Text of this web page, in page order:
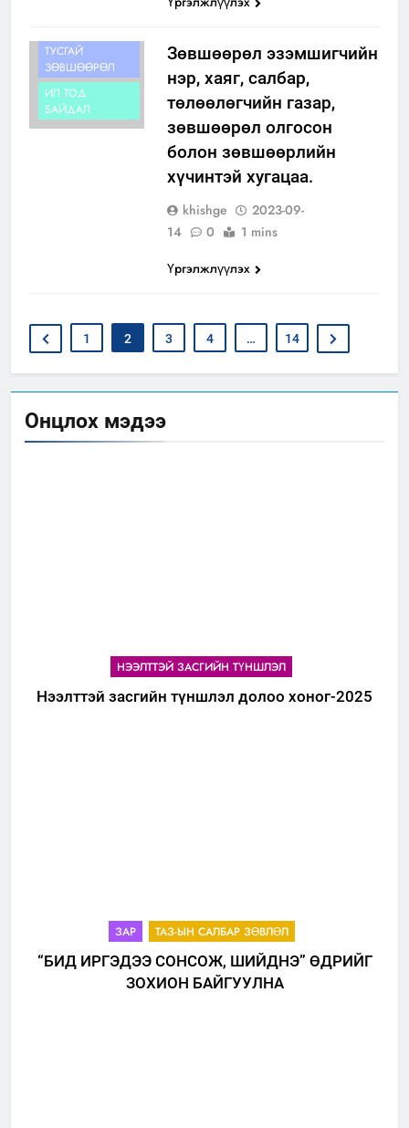
Онцлох мэдээ
НЭЭЛТТЭЙ ЗАСГИЙН ТҮНШЛЭЛ
Нээлттэй засгийн түншлэл долоо хоног-2025
ЗАР ТАЗ-ЫН САЛБАР ЗӨВЛӨЛ
“БИД ИРГЭДЭЭ СОНСОЖ, ШИЙДНЭ” ӨДРИЙГ
ЗОХИОН БАЙГУУЛНА
ТУСГАЙ
ЗӨВШӨӨРӨЛ
ИЛ ТОД
БАЙДАЛ
Зөвшөөрөл эзэмшигчийн
нэр, хаяг, салбар,
төлөөлөгчийн газар,
зөвшөөрөл олгосон
болон зөвшөөрлийн
хүчинтэй хугацаа.
khishge
2023-09-
14
0
1 mins
Үргэлжлүүлэх
1 2 3 4 … 14